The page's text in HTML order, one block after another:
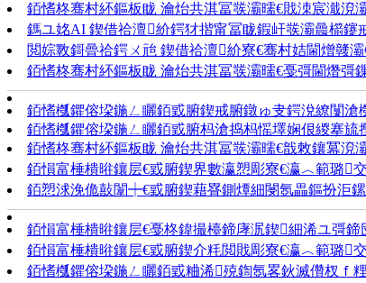
銆愭柊骞村紑鏂板眬 瀹炲共淇冨彂灞曘€戝洓宸濈
鎷ユ姳AI 鍥借祫澶紒鍔犲揩甯冨眬鍜屽彂灞曟櫤鑳
閲婃斁鎶曡祫鍔ㄨ兘 鍥借祫澶紒寮€骞村姞閫熷竷灞
銆愭柊骞村紑鏂板眬 瀹炲共淇冨彂灞曘€戞彁閫熸
銆愭槬鑺傛垜鍦ㄥ矖銆戜腑鍥戒腑鐓ゅ叏鍔涗繚闅
銆愭槬鑺傛垜鍦ㄥ矖銆戜腑杩滄捣杩愮墿娴佷緵搴
銆愭柊骞村紑鏂板眬 瀹炲共淇冨彂灞曘€戠敇鑲冪渷
銆愪富棰樻暀鑲层€戜腑鍥界數瀛愬彫寮€瀛︿範璐
銆愬浗浼佹敼闈┿€戜腑鍥藉疂鍘燂細閿氬畾鏂扮
銆愪富棰樻暀鑲层€戞柊鍏撮檯鍗庨泦鍥細浠ユ彁
銆愪富棰樻暀鑲层€戜腑鍥介粍閲戝彫寮€瀛︿範璐
銆愭槬鑺傛垜鍦ㄥ矖銆戜粬浠殑鍧氬畧鈥滅儹杈ｆ